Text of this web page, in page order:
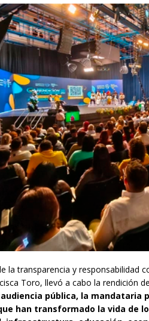
la transparencia y responsabilidad
Toro, llevó a cabo la rendición
pública, la mandataria
han transformado la vida de